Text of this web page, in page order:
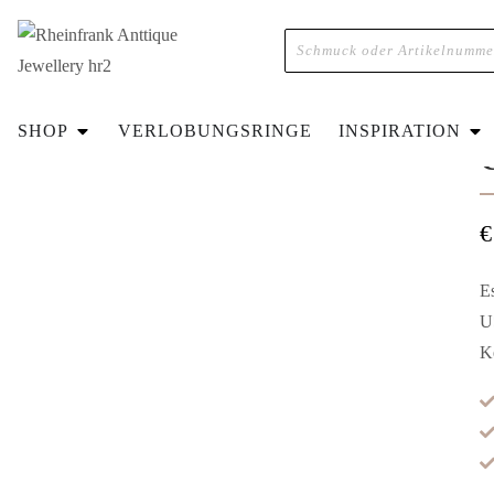
SHOP VERLOBUNGSRINGE INSPIRATION
€